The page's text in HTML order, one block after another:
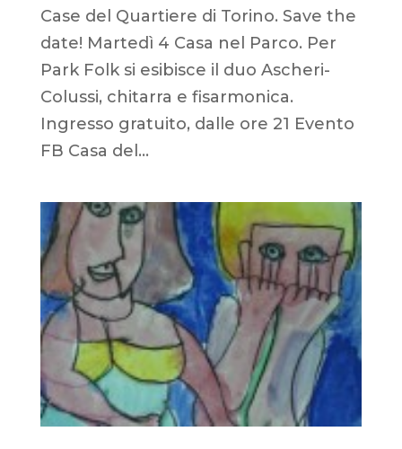
Case del Quartiere di Torino. Save the
date! Martedì 4 Casa nel Parco. Per
Park Folk si esibisce il duo Ascheri-
Colussi, chitarra e fisarmonica.
Ingresso gratuito, dalle ore 21 Evento
FB Casa del...